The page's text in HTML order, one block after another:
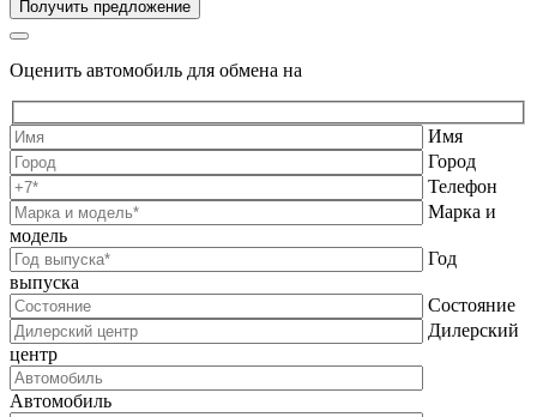
Оценить автомобиль для обмена на
Имя
Город
Телефон
Марка и
модель
Год
выпуска
Состояние
Дилерский
центр
Автомобиль